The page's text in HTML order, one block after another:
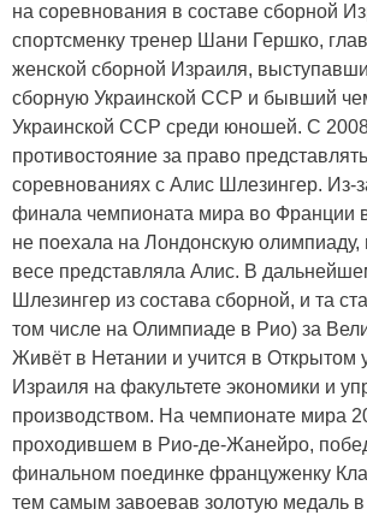
на соревнования в составе сборной
спортсменку тренер Шани Гершко,
женской сборной Израиля,
сборную Украинской ССР и бывший
Украинской ССР среди юношей. С 2008
противостояние за право
соревнованиях с Алис Шлезингер. Из-
финала чемпионата мира во Франции
не поехала на Лондонскую олимпиаду,
весе представляла Алис. В
Шлезингер из состава сборной, и та
том числе на Олимпиаде в Рио) за
Живёт в Нетании и учится в Открытом
Израиля на факультете экономики и
производством. На чемпионате мира
проходившем в Рио-де-Жанейро,
финальном поединке француженку
тем самым завоевав золотую медаль в